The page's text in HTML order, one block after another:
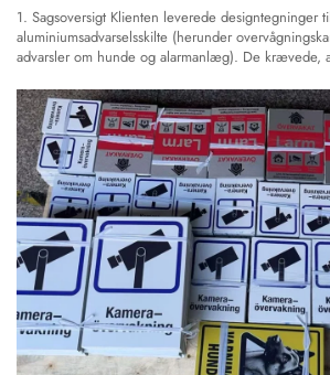
1. Sagsoversigt Klienten leverede designtegninger
aluminiumsadvarselsskilte (herunder
advarsler om hunde og alarmanlæg). De krævede,